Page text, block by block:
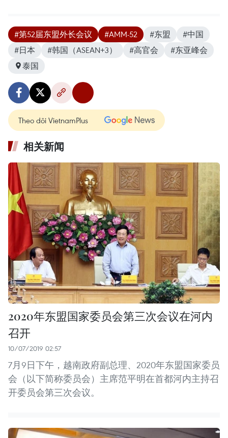
#第52届东盟外长会议 #AMM-52 #东盟
#中国
#日本
#韩国（ASEAN+3） #高官会
#东亚峰会
泰国
Theo dõi VietnamPlus
相关新闻
2020年东盟国家委员会第三次会议在河内
召开
10/07/2019 02:57
7月9日下午，越南政府副总理、2020年东盟国家委员
会（以下简称委员会）主席范平明在首都河内主持召
开委员会第三次会议。